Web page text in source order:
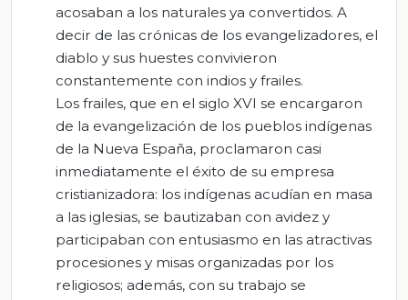
acosaban a los naturales ya convertidos. A
decir de las crónicas de los evangelizadores, el
diablo y sus huestes convivieron
constantemente con indios y frailes.
Los frailes, que en el siglo XVI se encargaron
de la evangelización de los pueblos indígenas
de la Nueva España, proclamaron casi
inmediatamente el éxito de su empresa
cristianizadora: los indígenas acudían en masa
a las iglesias, se bautizaban con avidez y
participaban con entusiasmo en las atractivas
procesiones y misas organizadas por los
religiosos; además, con su trabajo se